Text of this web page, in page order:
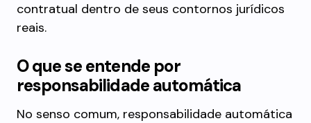
contratual dentro de seus contornos jurídicos
reais.
O que se entende por
responsabilidade automática
No senso comum, responsabilidade automática